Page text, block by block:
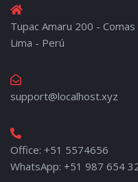
Tupac Amaru 200 - Comas
Lima - Perú
support@localhost.xyz
Office: +51 5574656
WhatsApp: +51 987 654